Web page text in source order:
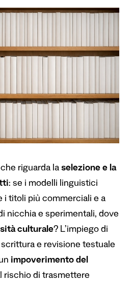
riguarda la selezione e la
: se i modelli linguistici
i titoli più commerciali e a
nicchia e sperimentali, dove
culturale? L’impiego di
e revisione testuale
impoverimento del
rischio di trasmettere